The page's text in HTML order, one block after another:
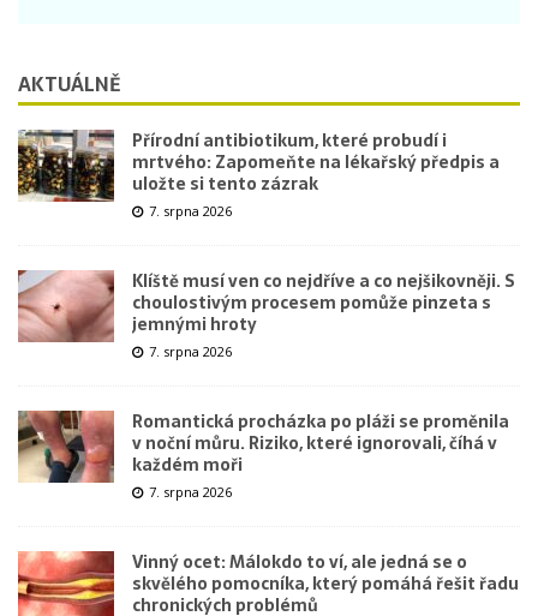
AKTUÁLNĚ
Přírodní antibiotikum, které probudí i
mrtvého: Zapomeňte na lékařský předpis a
uložte si tento zázrak
7. srpna 2026
Klíště musí ven co nejdříve a co nejšikovněji. S
choulostivým procesem pomůže pinzeta s
jemnými hroty
7. srpna 2026
Romantická procházka po pláži se proměnila
v noční můru. Riziko, které ignorovali, číhá v
každém moři
7. srpna 2026
Vinný ocet: Málokdo to ví, ale jedná se o
skvělého pomocníka, který pomáhá řešit řadu
chronických problémů